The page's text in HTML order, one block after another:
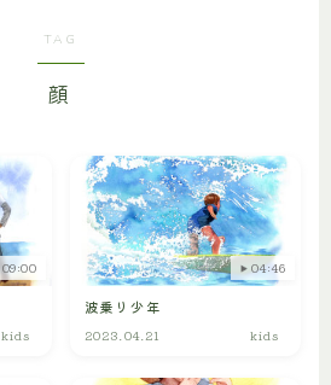
TAG
顔
09:00
kids
04:46
波乗り少年
2023.04.21 kids